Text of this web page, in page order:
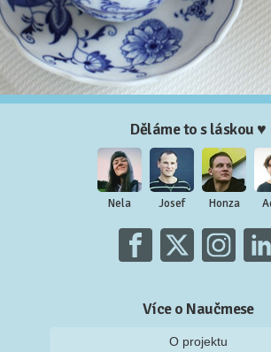
Děláme to s láskou ♥
Nela Josef Honza
Více o Naučmese
O projektu